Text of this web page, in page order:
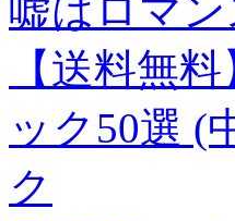
嘘はロマ
【送料無
ック50選 (
ク